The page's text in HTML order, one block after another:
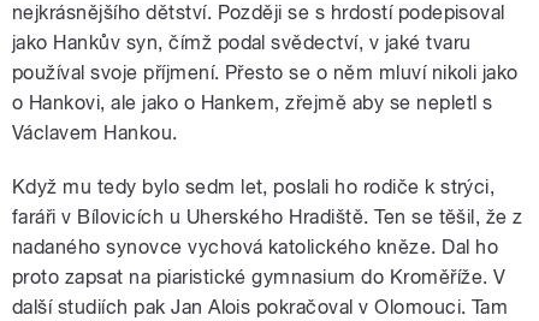
nejkrásnějšího dětství. Později se s hrdostí podepisoval
jako Hankův syn, čímž podal svědectví, v jaké tvaru
používal svoje příjmení. Přesto se o něm mluví nikoli jako
o Hankovi, ale jako o Hankem, zřejmě aby se nepletl s
Václavem Hankou.
Když mu tedy bylo sedm let, poslali ho rodiče k strýci,
faráři v Bílovicích u Uherského Hradiště. Ten se těšil, že z
nadaného synovce vychová katolického kněze. Dal ho
proto zapsat na piaristické gymnasium do Kroměříže. V
další studiích pak Jan Alois pokračoval v Olomouci. Tam